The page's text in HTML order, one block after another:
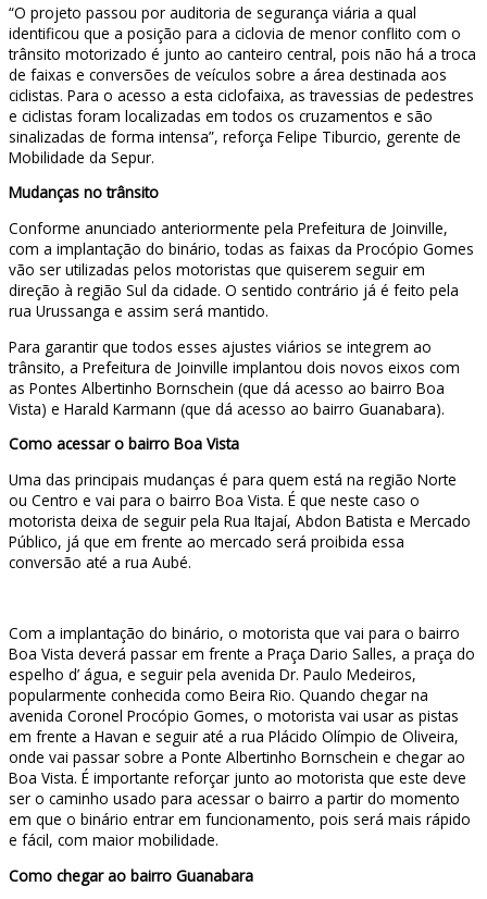
“O projeto passou por auditoria de segurança viária a qual
identificou que a posição para a ciclovia de menor conflito com o
trânsito motorizado é junto ao canteiro central, pois não há a troca
de faixas e conversões de veículos sobre a área destinada aos
ciclistas. Para o acesso a esta ciclofaixa, as travessias de pedestres
e ciclistas foram localizadas em todos os cruzamentos e são
sinalizadas de forma intensa”, reforça Felipe Tiburcio, gerente de
Mobilidade da Sepur.
Mudanças no trânsito
Conforme anunciado anteriormente pela Prefeitura de Joinville,
com a implantação do binário, todas as faixas da Procópio Gomes
vão ser utilizadas pelos motoristas que quiserem seguir em
direção à região Sul da cidade. O sentido contrário já é feito pela
rua Urussanga e assim será mantido.
Para garantir que todos esses ajustes viários se integrem ao
trânsito, a Prefeitura de Joinville implantou dois novos eixos com
as Pontes Albertinho Bornschein (que dá acesso ao bairro Boa
Vista) e Harald Karmann (que dá acesso ao bairro Guanabara).
Como acessar o bairro Boa Vista
Uma das principais mudanças é para quem está na região Norte
ou Centro e vai para o bairro Boa Vista. É que neste caso o
motorista deixa de seguir pela Rua Itajaí, Abdon Batista e Mercado
Público, já que em frente ao mercado será proibida essa
conversão até a rua Aubé.
Com a implantação do binário, o motorista que vai para o bairro
Boa Vista deverá passar em frente a Praça Dario Salles, a praça do
espelho d’ água, e seguir pela avenida Dr. Paulo Medeiros,
popularmente conhecida como Beira Rio. Quando chegar na
avenida Coronel Procópio Gomes, o motorista vai usar as pistas
em frente a Havan e seguir até a rua Plácido Olímpio de Oliveira,
onde vai passar sobre a Ponte Albertinho Bornschein e chegar ao
Boa Vista. É importante reforçar junto ao motorista que este deve
ser o caminho usado para acessar o bairro a partir do momento
em que o binário entrar em funcionamento, pois será mais rápido
e fácil, com maior mobilidade.
Como chegar ao bairro Guanabara